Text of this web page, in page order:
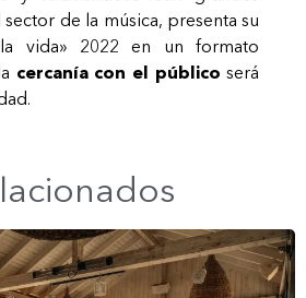
de la música, presenta su
vida» 2022 en un formato
cercanía con el público será